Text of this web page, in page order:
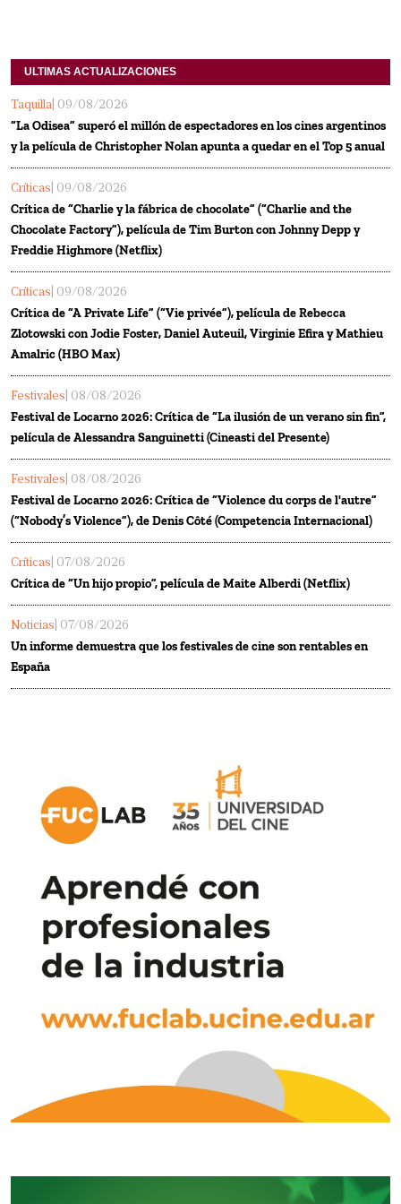
ULTIMAS ACTUALIZACIONES
Taquilla | 09/08/2026
“La Odisea” superó el millón de espectadores en los cines argentinos
y la película de Christopher Nolan apunta a quedar en el Top 5 anual
Críticas | 09/08/2026
Crítica de “Charlie y la fábrica de chocolate” (“Charlie and the
Chocolate Factory”), película de Tim Burton con Johnny Depp y
Freddie Highmore (Netflix)
Críticas | 09/08/2026
Crítica de “A Private Life” (“Vie privée”), película de Rebecca
Zlotowski con Jodie Foster, Daniel Auteuil, Virginie Efira y Mathieu
Amalric (HBO Max)
Festivales | 08/08/2026
Festival de Locarno 2026: Crítica de “La ilusión de un verano sin fin”,
película de Alessandra Sanguinetti (Cineasti del Presente)
Festivales | 08/08/2026
Festival de Locarno 2026: Crítica de “Violence du corps de l'autre”
(“Nobody’s Violence”), de Denis Côté (Competencia Internacional)
Críticas | 07/08/2026
Crítica de “Un hijo propio”, película de Maite Alberdi (Netflix)
Noticias | 07/08/2026
Un informe demuestra que los festivales de cine son rentables en
España